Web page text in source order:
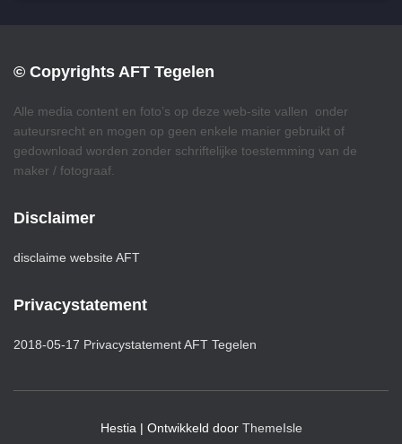
© Copyrights AFT Tegelen
Alle media content en foto’s op deze web-site vallen onder
auteursrecht en mogen op geen enkele manier gebruikt of
gedownload worden zonder schriftelijke toestemming van de
maker / fotograaf.
Disclaimer
disclaime website AFT
Privacystatement
2018-05-17 Privacystatement AFT Tegelen
Hestia | Ontwikkeld door ThemeIsle